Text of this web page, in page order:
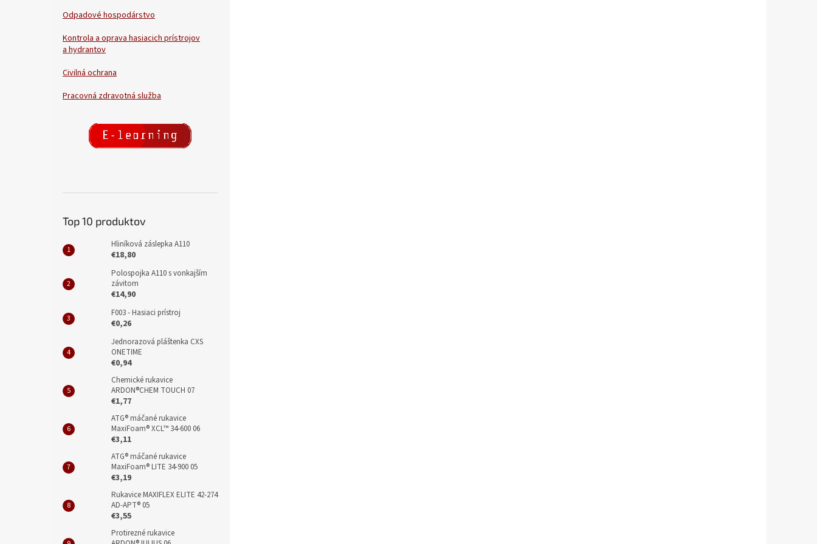
Odpadové hospodárstvo
Kontrola a oprava hasiacich prístrojov
a hydrantov
Civilná ochrana
Pracovná zdravotná služba
Top 10 produktov
Hliníková záslepka A110
€18,80
Polospojka A110 s vonkajším
závitom
€14,90
F003 - Hasiaci prístroj
€0,26
Jednorazová pláštenka CXS
ONETIME
€0,94
Chemické rukavice
ARDON®CHEM TOUCH 07
€1,77
ATG® máčané rukavice
MaxiFoam® XCL™ 34-600 06
€3,11
ATG® máčané rukavice
MaxiFoam® LITE 34-900 05
€3,19
Rukavice MAXIFLEX ELITE 42-274
AD-APT® 05
€3,55
Protirezné rukavice